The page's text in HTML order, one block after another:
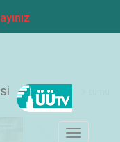
Toggle